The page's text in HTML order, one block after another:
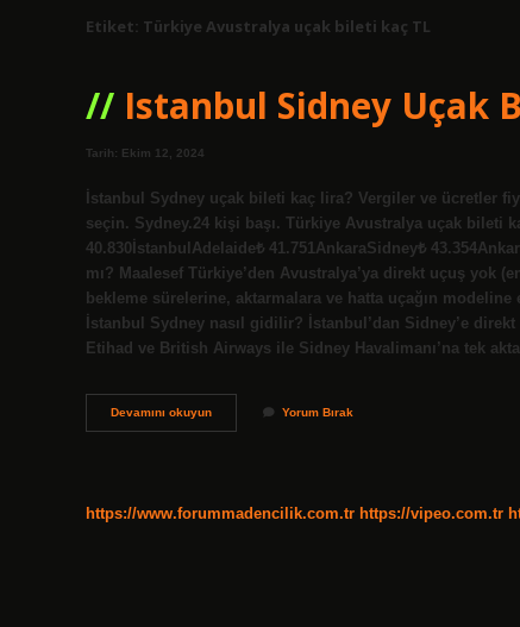
Etiket: Türkiye Avustralya uçak bileti kaç TL
Istanbul Sidney Uçak
Tarih: Ekim 12, 2024
İstanbul Sydney uçak bileti kaç lira? Vergiler ve ücretler
seçin. Sydney.24 kişi başı. Türkiye Avustralya uçak bileti
40.830İstanbulAdelaide₺ 41.751AnkaraSidney₺
mı? Maalesef Türkiye’den Avustralya’ya direkt uçuş yok
bekleme sürelerine, aktarmalara ve hatta uçağın
İstanbul Sydney nasıl gidilir? İstanbul’dan Sidney’e
Etihad ve British Airways ile Sidney Havalimanı’na tek
Devamını okuyunIstanbul
Sidney
Yorum Bırak
https://www.forummadencilik.com.tr https://vipeo.com.tr